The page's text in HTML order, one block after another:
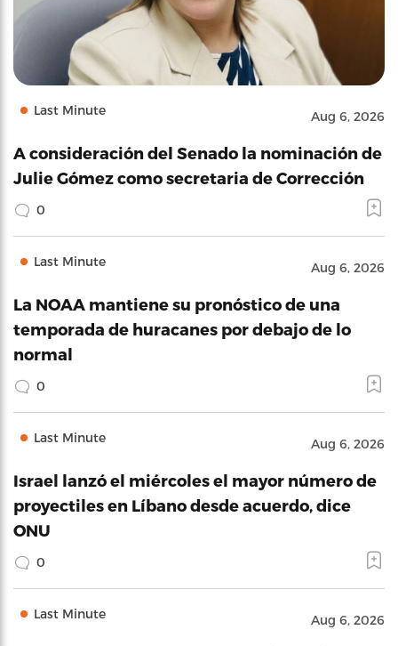
Last Minute Aug 6, 2026
A consideración del Senado la nominación de
Julie Gómez como secretaria de Corrección
0
Last Minute Aug 6, 2026
La NOAA mantiene su pronóstico de una
temporada de huracanes por debajo de lo
normal
0
Last Minute Aug 6, 2026
Israel lanzó el miércoles el mayor número de
proyectiles en Líbano desde acuerdo, dice
ONU
0
Last Minute Aug 6, 2026